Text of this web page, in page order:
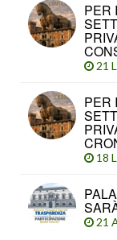
PER
21
PER
18
21